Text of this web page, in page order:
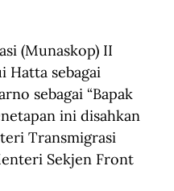
(Munaskop) II
Hatta sebagai
sebagai “Bapak
ini disahkan
Transmigrasi
Sekjen Front